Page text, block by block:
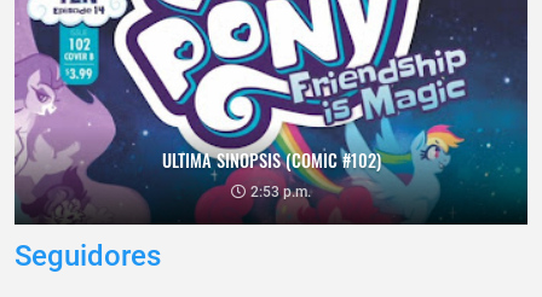
ULTIMA SINOPSIS (COMIC #102)
2:53 p.m.
Seguidores